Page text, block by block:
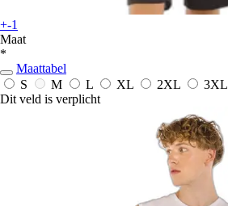
+-1
Maat
*
Maattabel
S
M L XL 2XL 3XL
Dit veld is verplicht